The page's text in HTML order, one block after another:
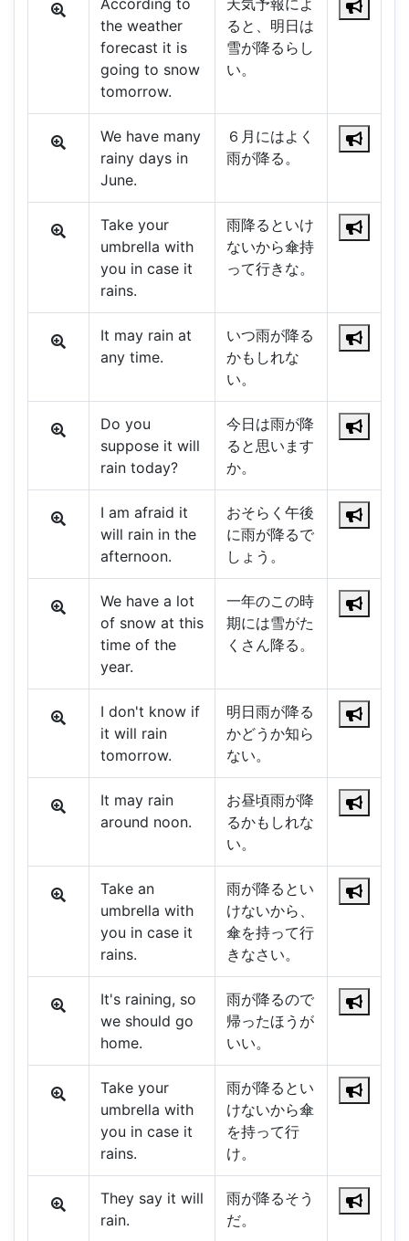
According to
the weather
forecast it is
going to snow
tomorrow.
天気予報によ
ると、明日は
雪が降るらし
い。
We have many
rainy days in
June.
６月にはよく
雨が降る。
Take your
umbrella with
you in case it
rains.
雨降るといけ
ないから傘持
って行きな。
It may rain at
any time.
いつ雨が降る
かもしれな
い。
Do you
suppose it will
rain today?
今日は雨が降
ると思います
か。
I am afraid it
will rain in the
afternoon.
おそらく午後
に雨が降るで
しょう。
We have a lot
of snow at this
time of the
year.
一年のこの時
期には雪がた
くさん降る。
I don't know if
it will rain
tomorrow.
明日雨が降る
かどうか知ら
ない。
It may rain
around noon.
お昼頃雨が降
るかもしれな
い。
Take an
umbrella with
you in case it
rains.
雨が降るとい
けないから、
傘を持って行
きなさい。
It's raining, so
we should go
home.
雨が降るので
帰ったほうが
いい。
Take your
umbrella with
you in case it
rains.
雨が降るとい
けないから傘
を持って行
け。
They say it will
rain.
雨が降るそう
だ。